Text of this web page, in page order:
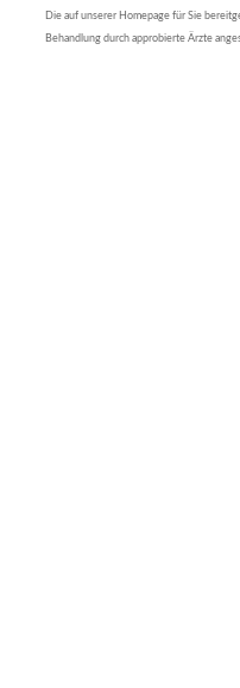
Die auf unserer Homepage für Sie
Behandlung durch approbierte Ärzte